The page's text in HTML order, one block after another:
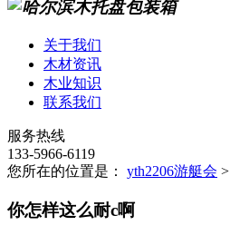
关于我们
木材资讯
木业知识
联系我们
服务热线
133-5966-6119
您所在的位置是： yth2206游艇会 >
你怎样这么耐c啊